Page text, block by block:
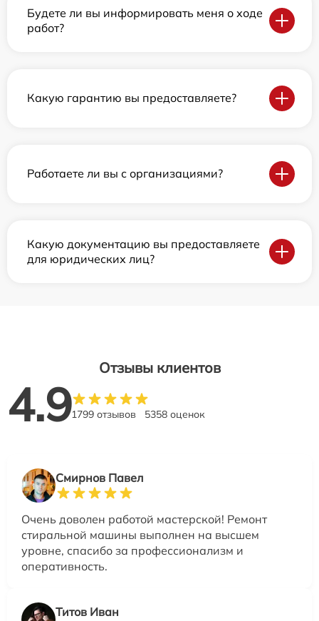
Будете ли вы информировать меня о ходе
работ?
Какую гарантию вы предоставляете?
Работаете ли вы с организациями?
Какую документацию вы предоставляете
для юридических лиц?
Отзывы клиентов
4.91799 отзывов 5358 оценок
Смирнов Павел
Очень доволен работой мастерской! Ремонт
стиральной машины выполнен на высшем
уровне, спасибо за профессионализм и
оперативность.
Титов Иван